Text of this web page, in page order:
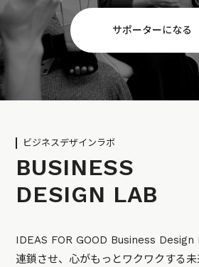
サポーターになる
ビジネスデザインラボ
BUSINESS
DESIGN LAB
IDEAS FOR GOOD Business Design
連鎖させ、心がもっとワクワクする未